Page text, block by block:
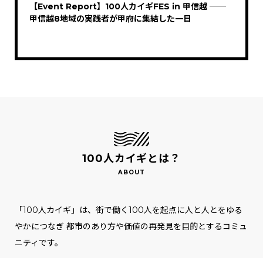
【Event Report】100人カイギFES in 甲信越 ──
甲信越8地域の実践者が甲府に集結した一日
100人カイギとは？
「100人カイギ」は、街で働く100人を起点に人と人とをゆる
やかにつなぎ 都市のあり方や価値の再発見を目的とするコミュ
ニティです。